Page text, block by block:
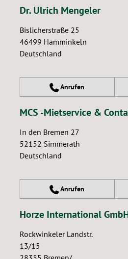
Dr. Ulrich Mengeler
Bislicherstraße 25
46499 Hamminkeln
Deutschland
Anrufen
MCS -Mietservice &
In den Bremen 27
52152 Simmerath
Deutschland
Anrufen
Horze International
Rockwinkeler Landstr.
13/15